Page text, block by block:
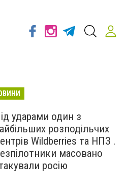
ударами один з
розподільчих
Wildberries та НПЗ .
масовано
росію